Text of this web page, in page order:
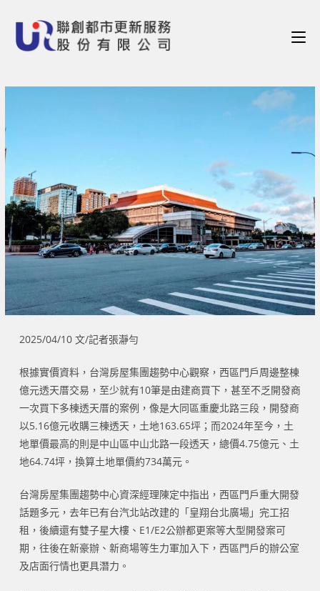
2025/04/10 文/記者張瀞勻
根據實價資料，台灣房屋集團趨勢中心觀察，西區門戶周邊整棟
億元透天厝交易，至少就有10筆是由建商買下，甚至不乏開發商
一次買下多棟透天厝的案例，像是大同區重慶北路三段，開發商
以5.16億元收購三棟透天，土地163.65坪；而2024年至今，土
地單價最高的則是中山區中山北路一段透天，總價4.75億元、土
地64.74坪，換算土地單價約734萬元。
台灣房屋集團趨勢中心資深經理陳定中指出，西區門戶重大開發
話題多元，去年已有台汽北站改建的「皇翔台北廣場」完工招
租，後續還有雙子星大樓、E1/E2公辦都更案等大型開發案可
期，往後在新豪辦、新商場等生力軍加入下，西區門戶的辦公室
及店面行情也更具潛力。